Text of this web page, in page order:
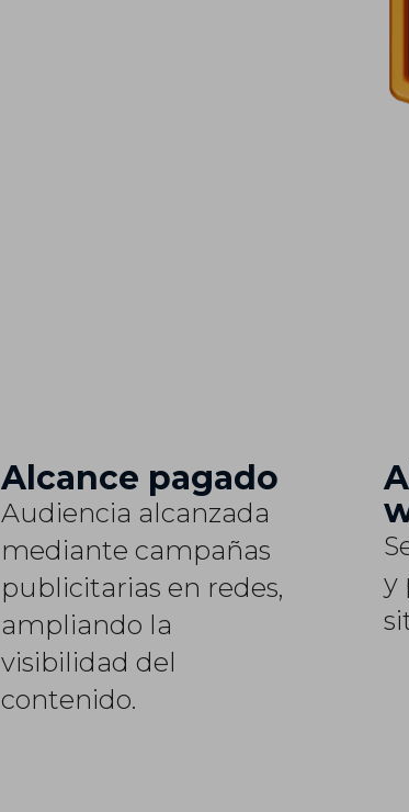
Alcance pagado
Audiencia alcanzada
mediante campañas
publicitarias en redes,
ampliando la
visibilidad del
contenido.
y